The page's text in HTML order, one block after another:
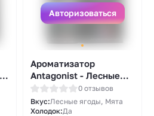
Авторизоваться
Ароматизатор
Antagonist - Лесные
ягоды с мятой 13мл
0 отзывов
Вкус:Лесные ягоды, Мята
Холодок:Да